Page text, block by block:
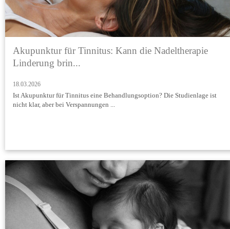
Akupunktur für Tinnitus: Kann die Nadeltherapie
Linderung brin...
18.03.2026
Ist Akupunktur für Tinnitus eine Behandlungsoption? Die Studienlage ist
nicht klar, aber bei Verspannungen ...